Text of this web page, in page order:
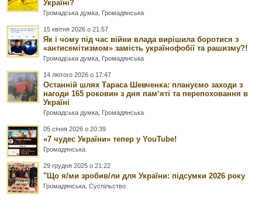
Україні?
Громадська думка Громадянська
15 квітня 2026 о 21:57
Як і чому під час війни влада вирішила боротися з
«антисемітизмом» замість українофобії та рашизму?!
Громадська думка Громадянська
14 лютого 2026 о 17:47
Останній шлях Тараса Шевченка: плануємо заходи з
нагоди 165 роковин з дня памʼяті та перепоховання в
Україні
Громадська думка Громадянська
05 січня 2026 о 20:39
«7 чудес України» тепер у YouTube!
Громадянська
29 грудня 2025 о 21:22
"Що я/ми зробив/ли для України: підсумки 2026 року
Громадянська ,Суспільство